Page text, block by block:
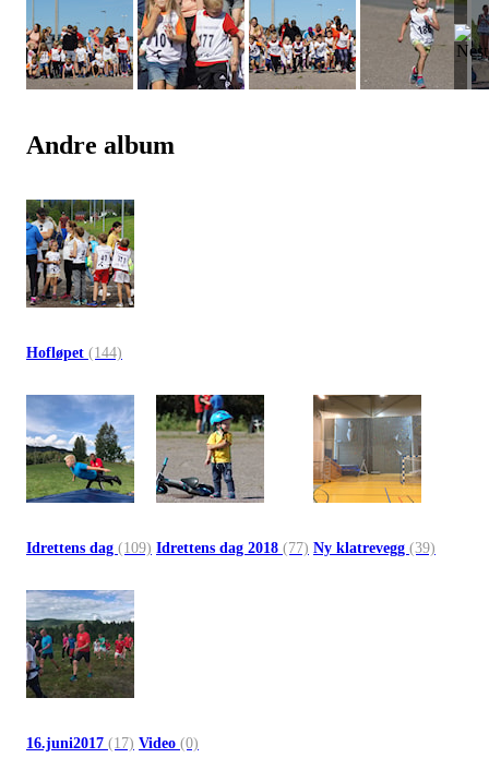
Andre album
Hofløpet (144)
Idrettens dag (109) Idrettens dag 2018 (77) Ny klatrevegg (39)
16.juni2017 (17) Video (0)